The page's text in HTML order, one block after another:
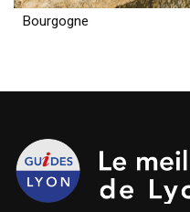
Bourgogne